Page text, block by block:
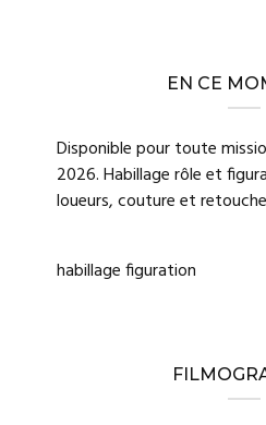
EN CE
Disponible pour toute
2026. Habillage rôle et
loueurs, couture et
habillage figuration